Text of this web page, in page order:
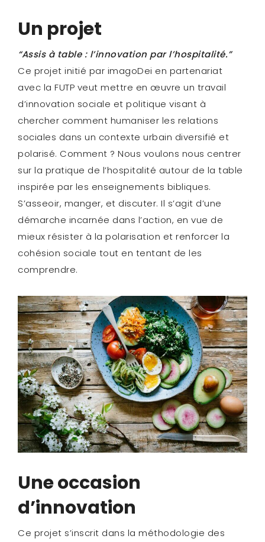
Un projet
“Assis à table : l’innovation par l’hospitalité.”
Ce projet initié par imagoDei en partenariat
avec la FUTP veut mettre en œuvre un travail
d’innovation sociale et politique visant à
chercher comment humaniser les relations
sociales dans un contexte urbain diversifié et
polarisé. Comment ? Nous voulons nous centrer
sur la pratique de l’hospitalité autour de la table
inspirée par les enseignements bibliques.
S’asseoir, manger, et discuter. Il s’agit d’une
démarche incarnée dans l’action, en vue de
mieux résister à la polarisation et renforcer la
cohésion sociale tout en tentant de les
comprendre.
Une occasion
d’innovation
Ce projet s’inscrit dans la méthodologie des